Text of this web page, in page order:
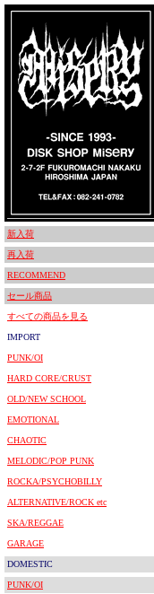
新入荷
再入荷
RECOMMEND
セール商品
すべての商品を見る
IMPORT
PUNK/OI
HARD CORE/CRUST
OLD/NEW SCHOOL
EMOTIONAL
CHAOTIC
MELODIC/POP PUNK
ROCKA/PSYCHOBILLY
ALTERNATIVE/ROCK etc
SKA/REGGAE
GARAGE
DOMESTIC
PUNK/OI